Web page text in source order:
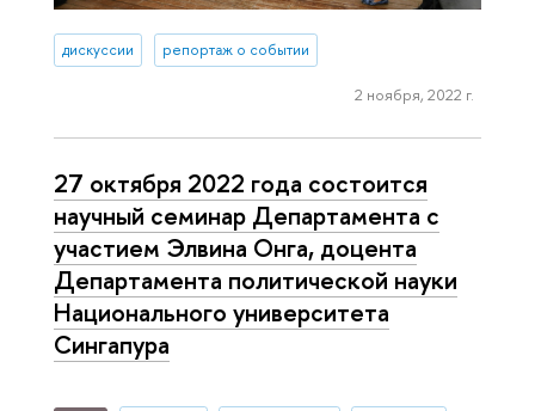
дискуссии репортаж о событии
2 ноября, 2022 г.
27 октября 2022 года состоится
научный семинар Департамента с
участием Элвина Онга, доцента
Департамента политической науки
Национального университета
Сингапура